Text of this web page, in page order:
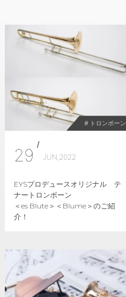
# トロンボーン
29
/
JUN,2022
EYSプロデュースオリジナル テ
ナートロンボーン
＜es Blute＞＜Blume＞のご紹
介！